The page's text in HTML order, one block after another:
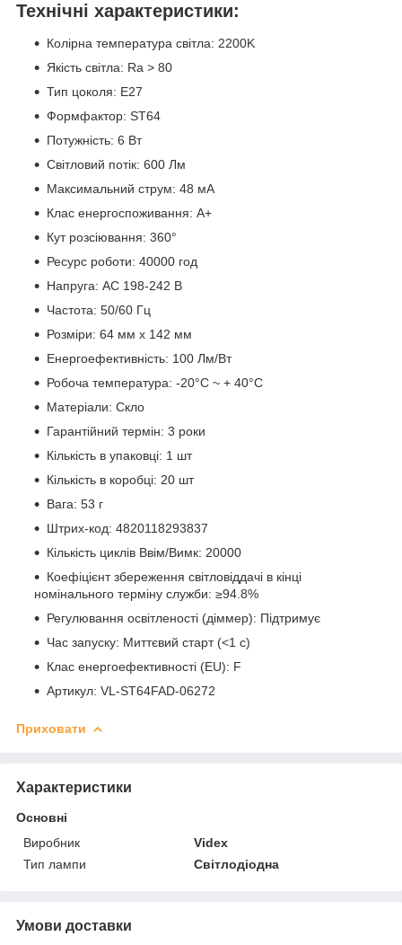
Технічні характеристики:
Колірна температура світла: 2200K
Якість світла: Ra > 80
Тип цоколя: E27
Формфактор: ST64
Потужність: 6 Вт
Світловий потік: 600 Лм
Максимальний струм: 48 мА
Клас енергоспоживання: А+
Кут розсіювання: 360°
Ресурс роботи: 40000 год
Напруга: AC 198-242 В
Частота: 50/60 Гц
Розміри: 64 мм х 142 мм
Енергоефективність: 100 Лм/Вт
Робоча температура: -20°C ~ + 40°С
Матеріали: Скло
Гарантійний термін: 3 роки
Кількість в упаковці: 1 шт
Кількість в коробці: 20 шт
Вага: 53 г
Штрих-код: 4820118293837
Кількість циклів Ввім/Вимк: 20000
Коефіцієнт збереження світловіддачі в кінці
номінального терміну служби: ≥94.8%
Регулювання освітленості (діммер): Підтримує
Час запуску: Миттєвий старт (<1 с)
Клас енергоефективності (EU): F
Артикул: VL-ST64FAD-06272
Приховати
Характеристики
Основні
Виробник
Videx
Тип лампи
Світлодіодна
Умови доставки